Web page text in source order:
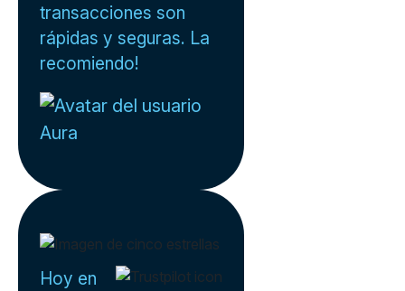
transacciones son
rápidas y seguras. La
recomiendo!
Aura
Hoy en